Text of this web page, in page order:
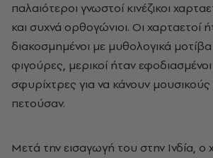
παλαιότεροι γνωστοί κινέζικοι
και συχνά ορθογώνιοι. Οι χαρταετοί
διακοσμημένοι με μυθολογικά μοτίβα
φιγούρες, μερικοί ήταν
σφυρίχτρες για να κάνουν
πετούσαν.
Μετά την εισαγωγή του στην Ινδία, ο